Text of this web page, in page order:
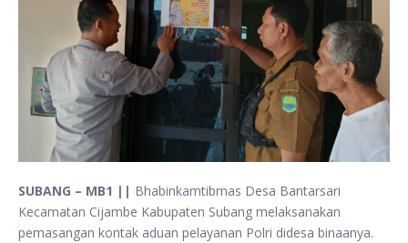
SUBANG – MB1 || Bhabinkamtibmas Desa Bantarsari
Kecamatan Cijambe Kabupaten Subang melaksanakan
pemasangan kontak aduan pelayanan Polri didesa binaanya.